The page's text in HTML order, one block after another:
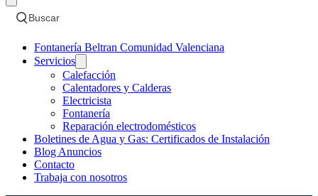
Buscar
Fontanería Beltran Comunidad Valenciana
Servicios
Calefacción
Calentadores y Calderas
Electricista
Fontanería
Reparación electrodomésticos
Boletines de Agua y Gas: Certificados de Instalación
Blog Anuncios
Contacto
Trabaja con nosotros